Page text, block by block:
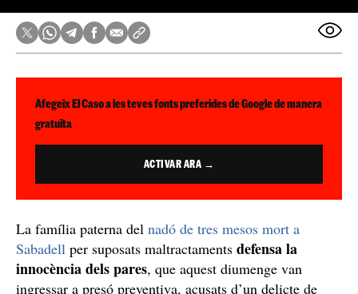
Afegeix El Caso a les teves fonts preferides de Google de manera
gratuïta
ACTIVAR ARA →
La família paterna del nadó de tres mesos mort a
Sabadell per suposats maltractaments defensa la
innocència dels pares, que aquest diumenge van
ingressar a presó preventiva, acusats d’un delicte de